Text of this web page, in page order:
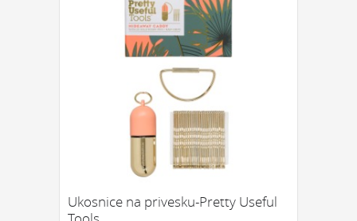
Ukosnice na privesku-Pretty Useful